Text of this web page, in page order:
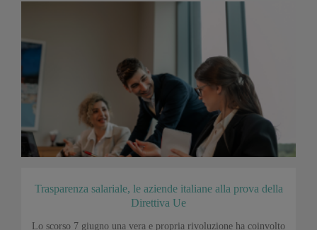
Trasparenza salariale, le aziende italiane alla prova della
Direttiva Ue
Lo scorso 7 giugno una vera e propria rivoluzione ha coinvolto